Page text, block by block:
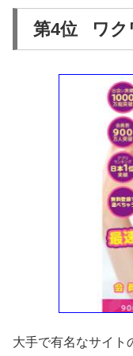
第4位 ワク
大手で有名なサイト